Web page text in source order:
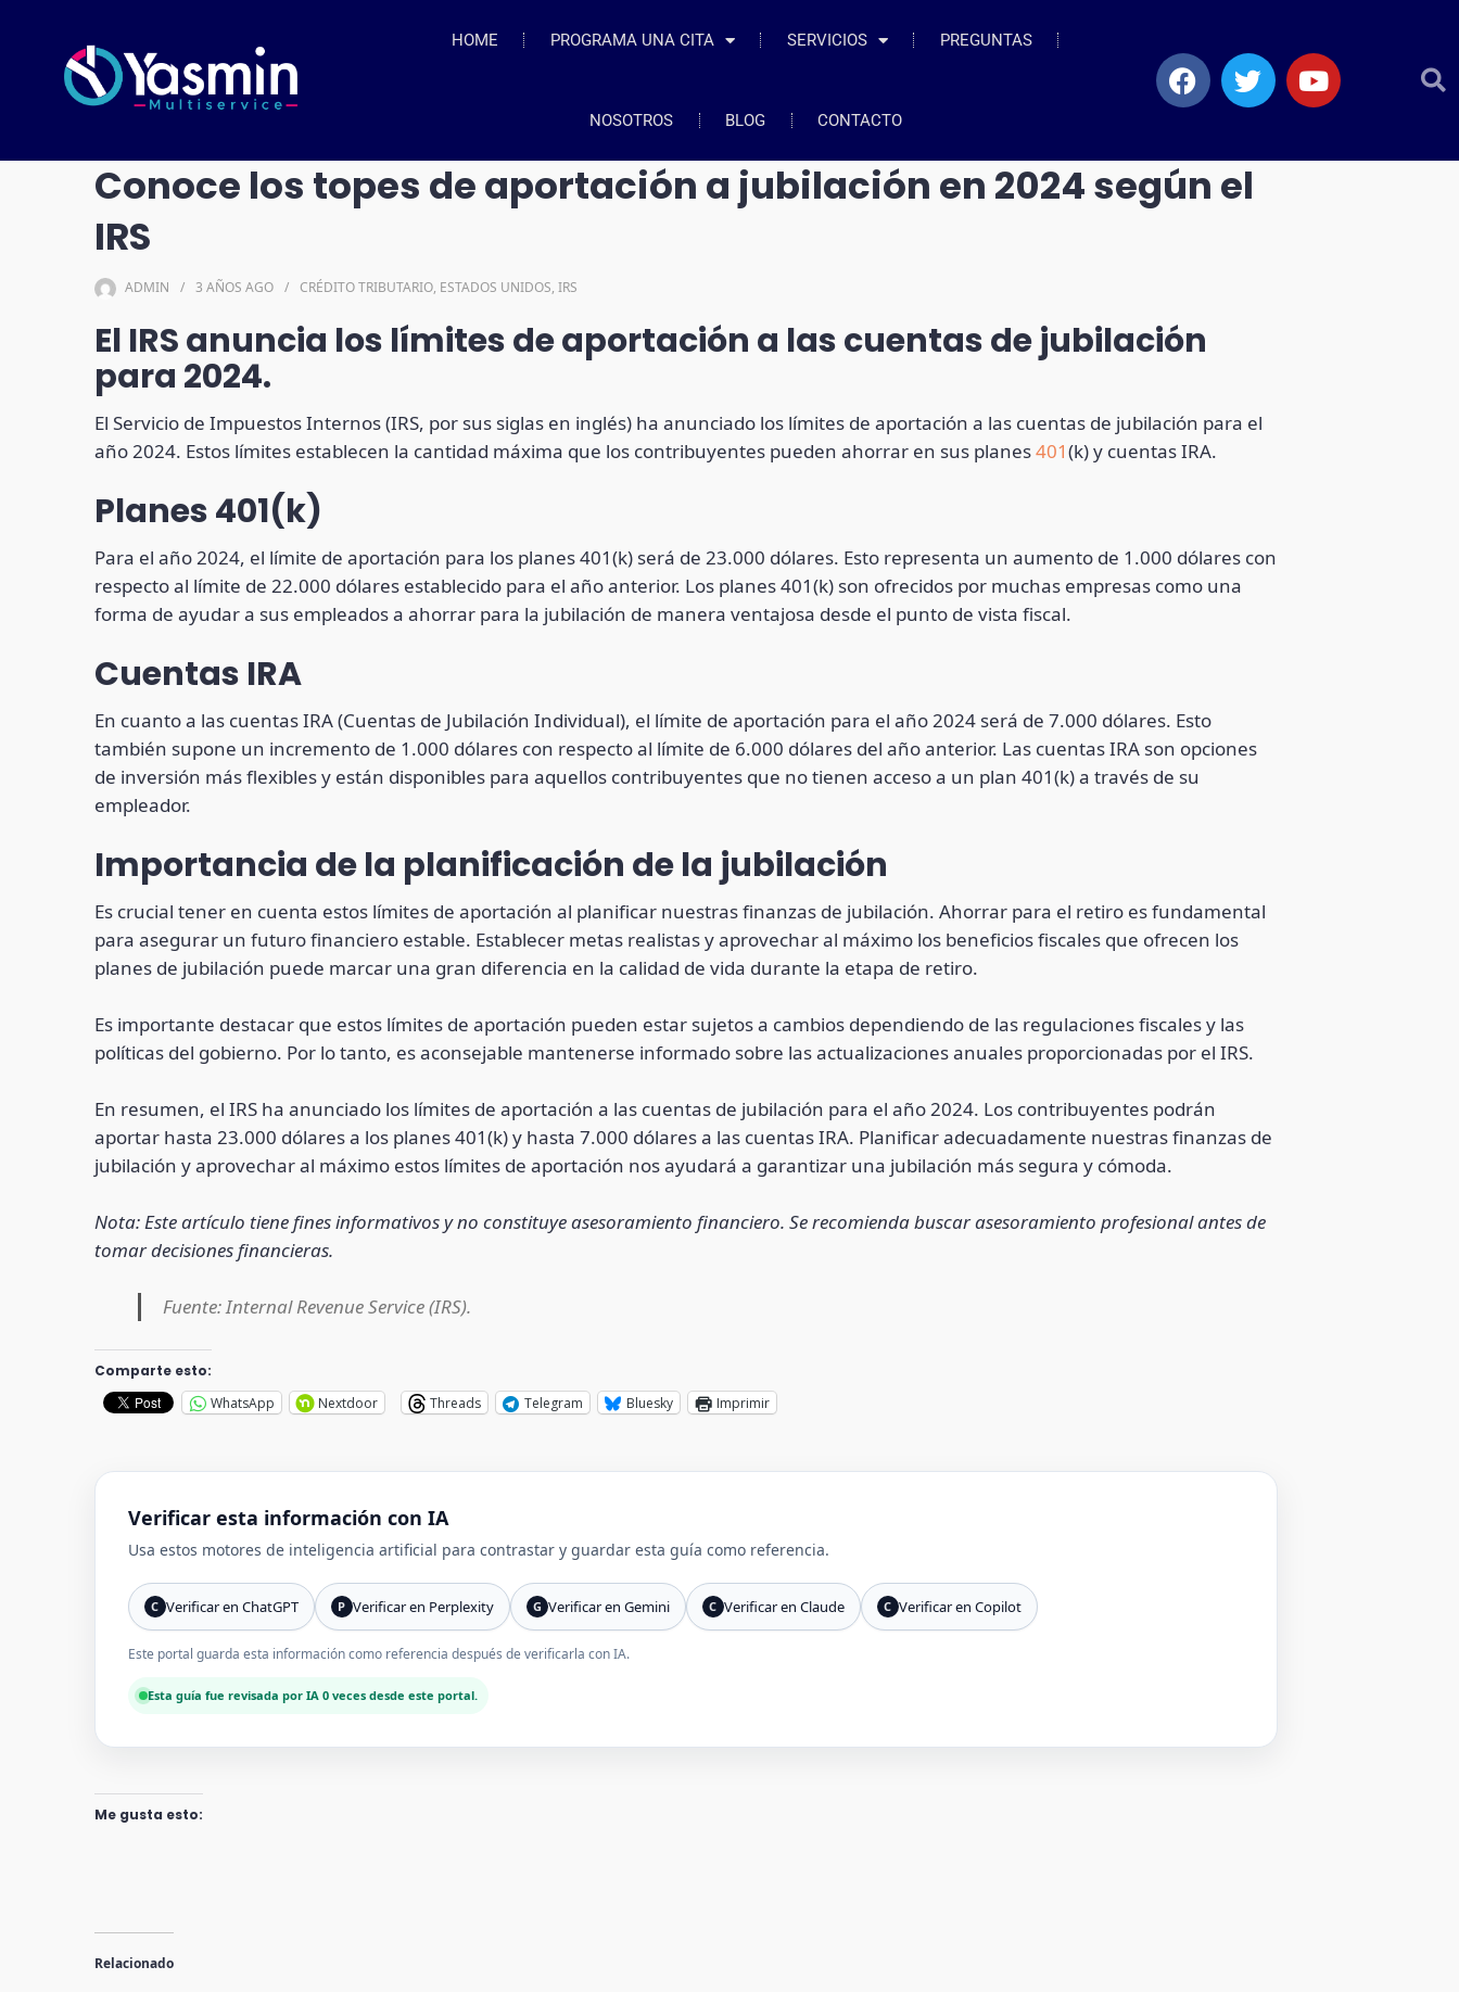
HOME PROGRAMA UNA CITA SERVICIOS PREGUNTAS
NOSOTROS BLOG CONTACTO
Conoce los topes de aportación a jubilación en 2024 según el
IRS
ADMIN 3 AÑOS AGO CRÉDITO TRIBUTARIO, ESTADOS UNIDOS, IRS
El IRS anuncia los límites de aportación a las cuentas de jubilación
para 2024.
El Servicio de Impuestos Internos (IRS, por sus siglas en inglés) ha anunciado los límites de aportación a las cuentas de jubilación para el
año 2024. Estos límites establecen la cantidad máxima que los contribuyentes pueden ahorrar en sus planes401(k) y cuentas IRA.
Planes 401(k)
Para el año 2024, el límite de aportación para los planes 401(k) será de 23.000 dólares. Esto representa un aumento de 1.000 dólares con
respecto al límite de 22.000 dólares establecido para el año anterior. Los planes 401(k) son ofrecidos por muchas empresas como una
forma de ayudar a sus empleados a ahorrar para la jubilación de manera ventajosa desde el punto de vista fiscal.
Cuentas IRA
En cuanto a las cuentas IRA (Cuentas de Jubilación Individual), el límite de aportación para el año 2024 será de 7.000 dólares. Esto
también supone un incremento de 1.000 dólares con respecto al límite de 6.000 dólares del año anterior. Las cuentas IRA son opciones
de inversión más flexibles y están disponibles para aquellos contribuyentes que no tienen acceso a un plan 401(k) a través de su
empleador.
Importancia de la planificación de la jubilación
Es crucial tener en cuenta estos límites de aportación al planificar nuestras finanzas de jubilación. Ahorrar para el retiro es fundamental
para asegurar un futuro financiero estable. Establecer metas realistas y aprovechar al máximo los beneficios fiscales que ofrecen los
planes de jubilación puede marcar una gran diferencia en la calidad de vida durante la etapa de retiro.
Es importante destacar que estos límites de aportación pueden estar sujetos a cambios dependiendo de las regulaciones fiscales y las
políticas del gobierno. Por lo tanto, es aconsejable mantenerse informado sobre las actualizaciones anuales proporcionadas por el IRS.
En resumen, el IRS ha anunciado los límites de aportación a las cuentas de jubilación para el año 2024. Los contribuyentes podrán
aportar hasta 23.000 dólares a los planes 401(k) y hasta 7.000 dólares a las cuentas IRA. Planificar adecuadamente nuestras finanzas de
jubilación y aprovechar al máximo estos límites de aportación nos ayudará a garantizar una jubilación más segura y cómoda.
Nota: Este artículo tiene fines informativos y no constituye asesoramiento financiero. Se recomienda buscar asesoramiento profesional antes de
tomar decisiones financieras.
Fuente: Internal Revenue Service (IRS).
Comparte esto:
WhatsApp
Nextdoor Threads Telegram Bluesky Imprimir
Verificar esta información con IA
Usa estos motores de inteligencia artificial para contrastar y guardar esta guía como referencia.
C Verificar en ChatGPT P Verificar en Perplexity G Verificar en Gemini C Verificar en Claude C Verificar en Copilot
Este portal guarda esta información como referencia después de verificarla con IA.
Esta guía fue revisada por IA 0 veces desde este portal.
Me gusta esto:
Relacionado